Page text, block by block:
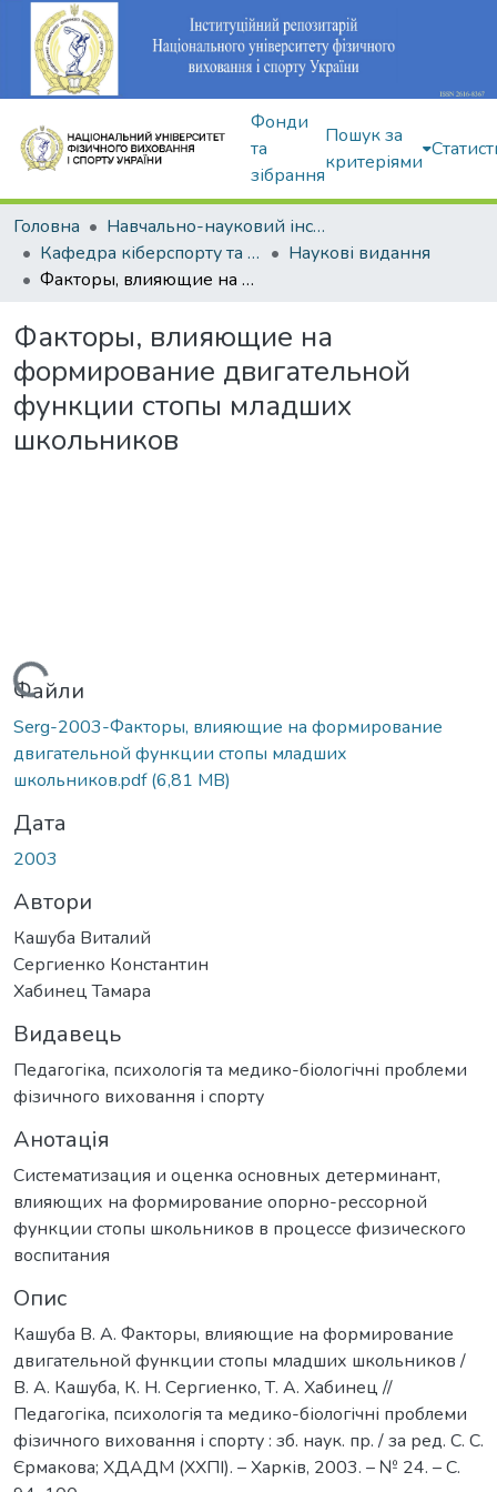
Фонди
та
зібрання
Пошук за
критеріями
Головна
Навчально-науковий інститут здоров'я, реабілітації та фізичного виховання
Кафедра кіберспорту та інформаційних технологій
Наукові видання
Факторы, влияющие на формирование двигательной функции стопы младших школьников
Факторы, влияющие на
формирование двигательной
функции стопы младших
школьников
Вантажиться...
Файли
Serg-2003-Факторы, влияющие на формирование
двигательной функции стопы младших
школьников.pdf(6,81 MB)
Дата
2003
Автори
Кашуба Виталий
Сергиенко Константин
Хабинец Тамара
Видавець
Педагогіка, психологія та медико-біологічні проблеми
фізичного виховання і спорту
Анотація
Систематизация и оценка основных детерминант,
влияющих на формирование опорно-рессорной
функции стопы школьников в процессе физического
воспитания
Опис
Кашуба В. А. Факторы, влияющие на формирование
двигательной функции стопы младших школьников /
В. А. Кашуба, К. Н. Сергиенко, Т. А. Хабинец //
Педагогіка, психологія та медико-біологічні проблеми
фізичного виховання і спорту : зб. наук. пр. / за ред. С. С.
Єрмакова; ХДАДМ (ХХПІ). – Харків, 2003. – № 24. – С.